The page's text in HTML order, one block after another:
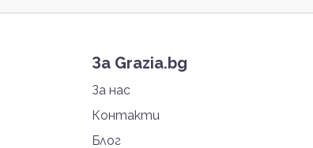
За Grazia.bg
За нас
Контакти
Блог